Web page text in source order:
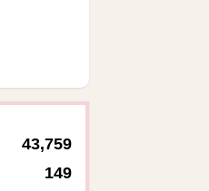
43,759
149